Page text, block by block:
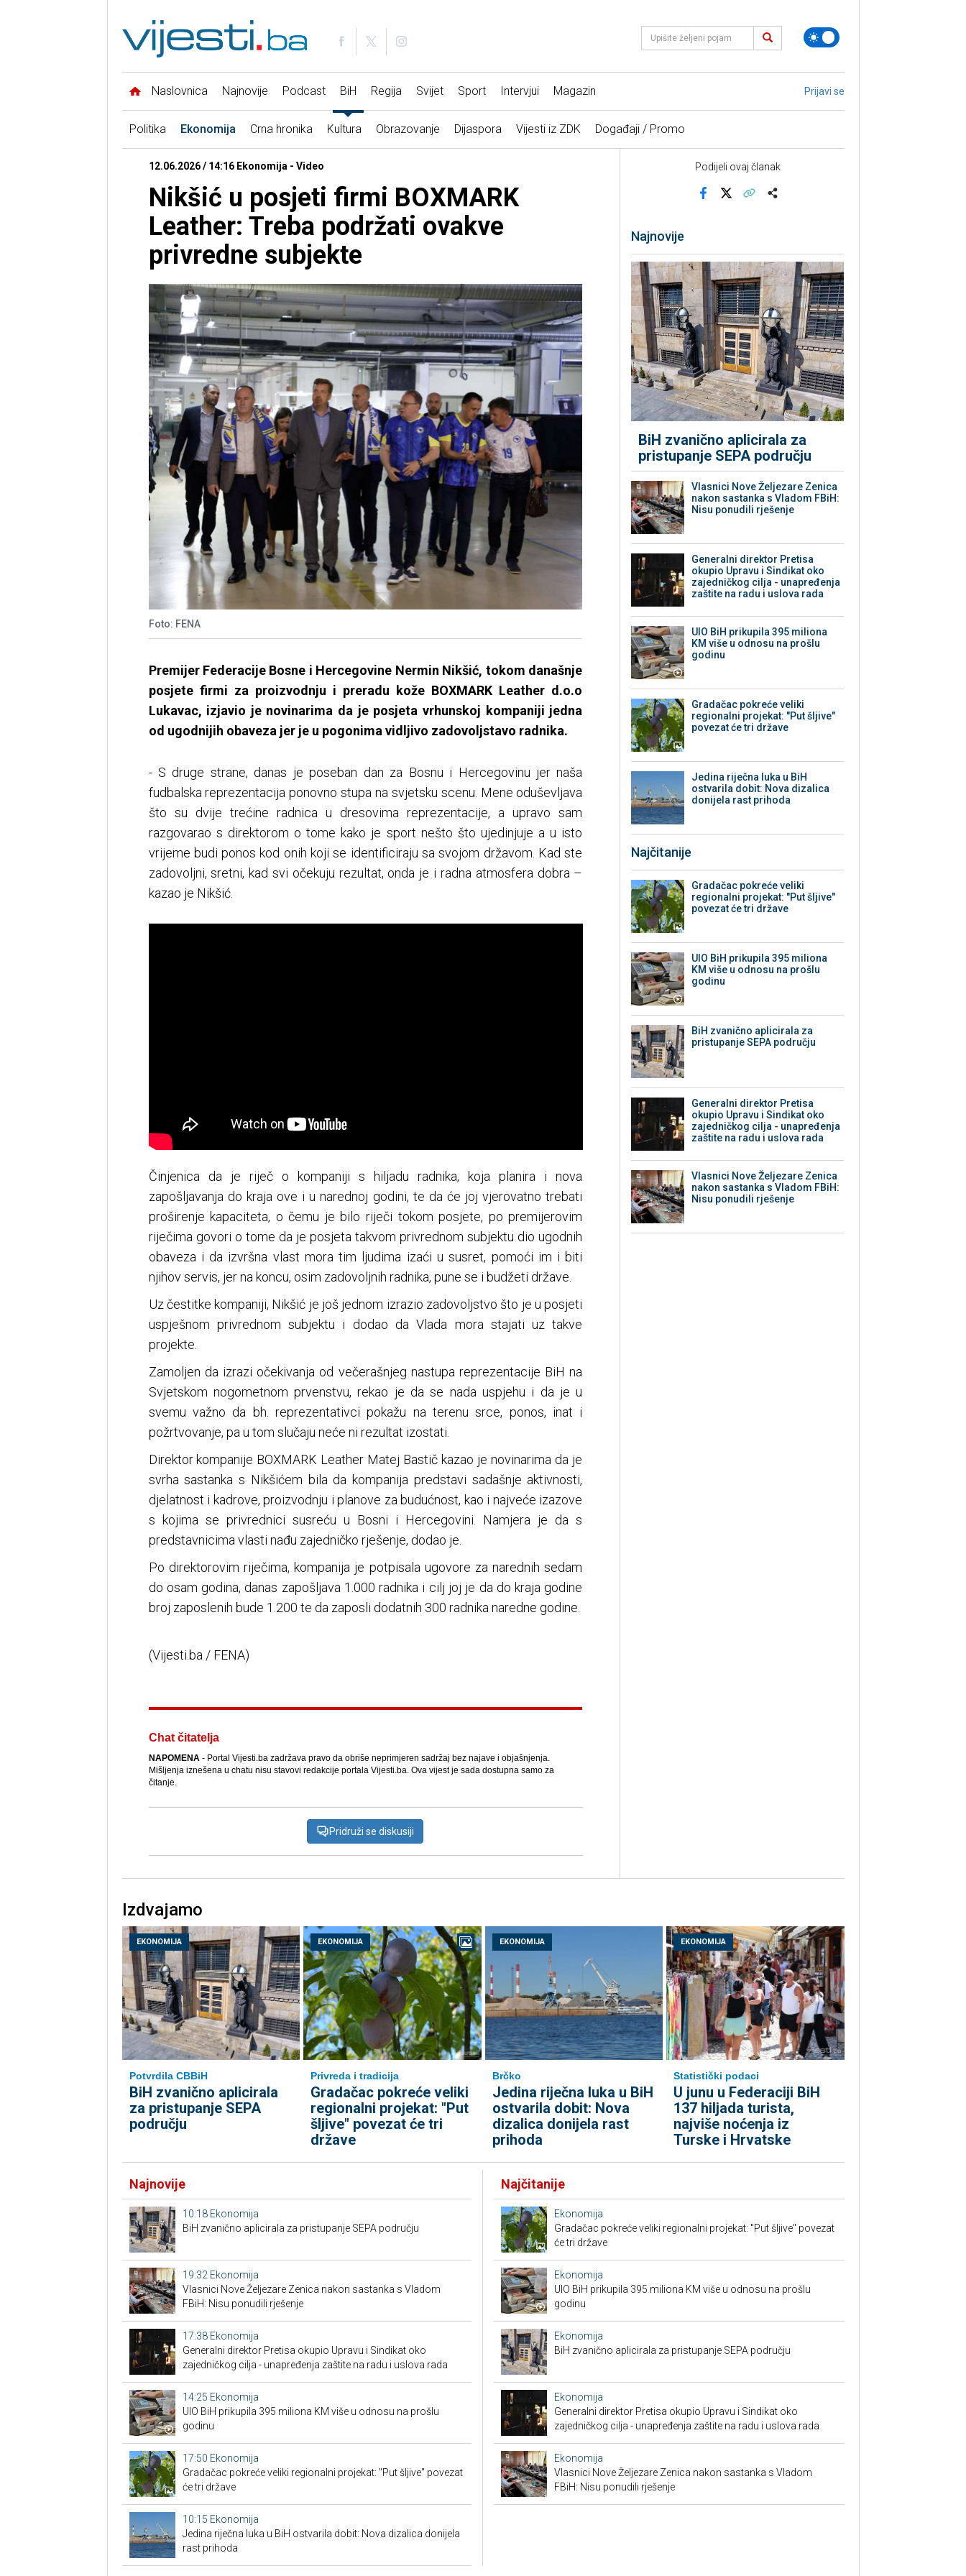
Naslovnica Najnovije Podcast BiH Regija Svijet Sport Intervjui Magazin Prijavi se
Politika Ekonomija Crna hronika Kultura Obrazovanje Dijaspora Vijesti iz ZDK Događaji / Promo
12.06.2026 / 14:16 Ekonomija - Video
Nikšić u posjeti firmi BOXMARK
Leather: Treba podržati ovakve
privredne subjekte
Foto: FENA
Premijer Federacije Bosne i Hercegovine Nermin Nikšić, tokom današnje
posjete firmi za proizvodnju i preradu kože BOXMARK Leather d.o.o
Lukavac, izjavio je novinarima da je posjeta vrhunskoj kompaniji jedna
od ugodnijih obaveza jer je u pogonima vidljivo zadovoljstavo radnika.
- S druge strane, danas je poseban dan za Bosnu i Hercegovinu jer naša
fudbalska reprezentacija ponovno stupa na svjetsku scenu. Mene oduševljava
što su dvije trećine radnica u dresovima reprezentacije, a upravo sam
razgovarao s direktorom o tome kako je sport nešto što ujedinjuje a u isto
vrijeme budi ponos kod onih koji se identificiraju sa svojom državom. Kad ste
zadovoljni, sretni, kad svi očekuju rezultat, onda je i radna atmosfera dobra –
kazao je Nikšić.
Činjenica da je riječ o kompaniji s hiljadu radnika, koja planira i nova
zapošljavanja do kraja ove i u narednoj godini, te da će joj vjerovatno trebati
proširenje kapaciteta, o čemu je bilo riječi tokom posjete, po premijerovim
riječima govori o tome da je posjeta takvom privrednom subjektu dio ugodnih
obaveza i da izvršna vlast mora tim ljudima izaći u susret, pomoći im i biti
njihov servis, jer na koncu, osim zadovoljnih radnika, pune se i budžeti države.
Uz čestitke kompaniji, Nikšić je još jednom izrazio zadovoljstvo što je u posjeti
uspješnom privrednom subjektu i dodao da Vlada mora stajati uz takve
projekte.
Zamoljen da izrazi očekivanja od večerašnjeg nastupa reprezentacije BiH na
Svjetskom nogometnom prvenstvu, rekao je da se nada uspjehu i da je u
svemu važno da bh. reprezentativci pokažu na terenu srce, ponos, inat i
požrtvovanje, pa u tom slučaju neće ni rezultat izostati.
Direktor kompanije BOXMARK Leather Matej Bastič kazao je novinarima da je
svrha sastanka s Nikšićem bila da kompanija predstavi sadašnje aktivnosti,
djelatnost i kadrove, proizvodnju i planove za budućnost, kao i najveće izazove
s kojima se privrednici susreću u Bosni i Hercegovini. Namjera je da s
predstavnicima vlasti nađu zajedničko rješenje, dodao je.
Po direktorovim riječima, kompanija je potpisala ugovore za narednih sedam
do osam godina, danas zapošljava 1.000 radnika i cilj joj je da do kraja godine
broj zaposlenih bude 1.200 te da zaposli dodatnih 300 radnika naredne godine.
(Vijesti.ba / FENA)
Chat čitatelja
NAPOMENA- Portal Vijesti.ba zadržava pravo da obriše neprimjeren sadržaj bez najave i objašnjenja.
Mišljenja iznešena u chatu nisu stavovi redakcije portala Vijesti.ba. Ova vijest je sada dostupna samo za
čitanje.
Pridruži se diskusiji
Podijeli ovaj članak
Najnovije
BiH zvanično aplicirala za
pristupanje SEPA području
Vlasnici Nove Željezare Zenica
nakon sastanka s Vladom FBiH:
Nisu ponudili rješenje
Generalni direktor Pretisa
okupio Upravu i Sindikat oko
zajedničkog cilja - unapređenja
zaštite na radu i uslova rada
UIO BiH prikupila 395 miliona
KM više u odnosu na prošlu
godinu
Gradačac pokreće veliki
regionalni projekat: "Put šljive"
povezat će tri države
Jedina riječna luka u BiH
ostvarila dobit: Nova dizalica
donijela rast prihoda
Najčitanije
Gradačac pokreće veliki
regionalni projekat: "Put šljive"
povezat će tri države
UIO BiH prikupila 395 miliona
KM više u odnosu na prošlu
godinu
BiH zvanično aplicirala za
pristupanje SEPA području
Generalni direktor Pretisa
okupio Upravu i Sindikat oko
zajedničkog cilja - unapređenja
zaštite na radu i uslova rada
Vlasnici Nove Željezare Zenica
nakon sastanka s Vladom FBiH:
Nisu ponudili rješenje
Izdvajamo
EKONOMIJA
Potvrdila CBBiH
BiH zvanično aplicirala
za pristupanje SEPA
području
EKONOMIJA
Privreda i tradicija
Gradačac pokreće veliki
regionalni projekat: "Put
šljive" povezat će tri
države
EKONOMIJA
Brčko
Jedina riječna luka u BiH
ostvarila dobit: Nova
dizalica donijela rast
prihoda
EKONOMIJA
Statistički podaci
U junu u Federaciji BiH
137 hiljada turista,
najviše noćenja iz
Turske i Hrvatske
Najnovije
10:18 Ekonomija
BiH zvanično aplicirala za pristupanje SEPA području
19:32 Ekonomija
Vlasnici Nove Željezare Zenica nakon sastanka s Vladom
FBiH: Nisu ponudili rješenje
17:38 Ekonomija
Generalni direktor Pretisa okupio Upravu i Sindikat oko
zajedničkog cilja - unapređenja zaštite na radu i uslova rada
14:25 Ekonomija
UIO BiH prikupila 395 miliona KM više u odnosu na prošlu
godinu
17:50 Ekonomija
Gradačac pokreće veliki regionalni projekat: "Put šljive" povezat
će tri države
10:15 Ekonomija
Jedina riječna luka u BiH ostvarila dobit: Nova dizalica donijela
rast prihoda
Najčitanije
Ekonomija
Gradačac pokreće veliki regionalni projekat: "Put šljive" povezat
će tri države
Ekonomija
UIO BiH prikupila 395 miliona KM više u odnosu na prošlu
godinu
Ekonomija
BiH zvanično aplicirala za pristupanje SEPA području
Ekonomija
Generalni direktor Pretisa okupio Upravu i Sindikat oko
zajedničkog cilja - unapređenja zaštite na radu i uslova rada
Ekonomija
Vlasnici Nove Željezare Zenica nakon sastanka s Vladom
FBiH: Nisu ponudili rješenje